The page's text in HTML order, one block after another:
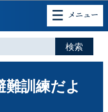
文へ移動
訓練だよ